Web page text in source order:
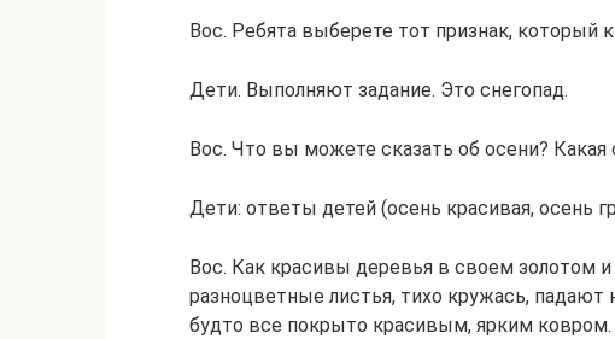
Вос. Ребята выберете тот признак, который
Дети. Выполняют задание. Это снегопад.
Вос. Что вы можете сказать об осени? Какая
Дети: ответы детей (осень красивая, осень
Вос. Как красивы деревья в своем золотом
разноцветные листья, тихо кружась, падают
будто все покрыто красивым, ярким ковром.